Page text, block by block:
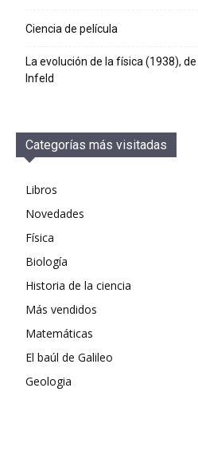
Ciencia de película
La evolución de la física (1938),
Infeld
Categorías más visitadas
Libros
Novedades
Física
Biología
Historia de la ciencia
Más vendidos
Matemáticas
El baúl de Galileo
Geologia